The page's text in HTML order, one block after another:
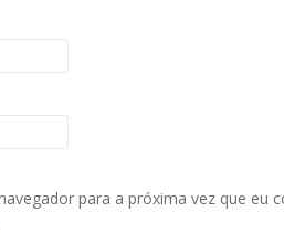
para a próxima vez que eu